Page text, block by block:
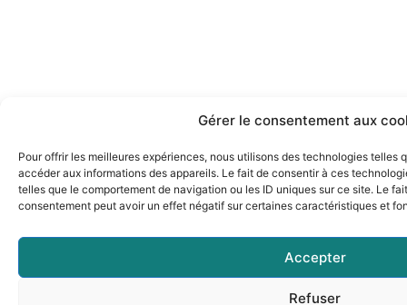
Gérer le consentement aux
Pour offrir les meilleures expériences, nous utilisons des technologies telles
accéder aux informations des appareils. Le fait de consentir à ces
telles que le comportement de navigation ou les ID uniques sur ce site. Le
consentement peut avoir un effet négatif sur certaines caractéristiques et
Accepter
Refuser